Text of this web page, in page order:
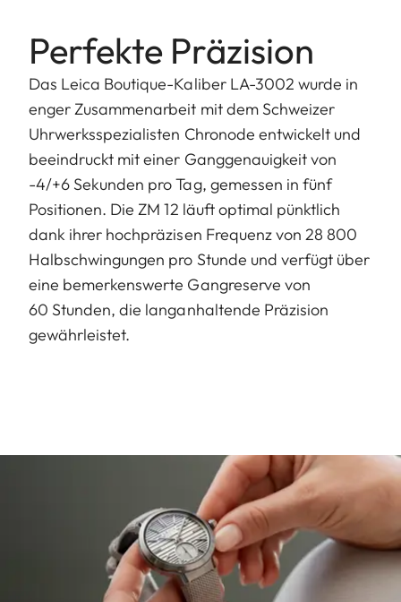
Perfekte Präzision
Das Leica Boutique-Kaliber LA-3002 wurde in
enger Zusammenarbeit mit dem Schweizer
Uhrwerksspezialisten Chronode entwickelt und
beeindruckt mit einer Ganggenauigkeit von
-4/+6 Sekunden pro Tag, gemessen in fünf
Positionen. Die ZM 12 läuft optimal pünktlich
dank ihrer hochpräzisen Frequenz von 28 800
Halbschwingungen pro Stunde und verfügt über
eine bemerkenswerte Gangreserve von
60 Stunden, die langanhaltende Präzision
gewährleistet.